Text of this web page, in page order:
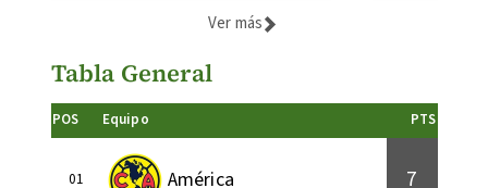
Ver más
Tabla General
POS Equipo PTS
01 América 7